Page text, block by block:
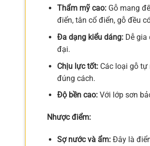
Thẩm mỹ cao:Gỗ mang
điển, tân cổ điển, gỗ đều
Đa dạng kiểu dáng:Dễ gia
đại.
Chịu lực tốt:Các loại gỗ tự
đúng cách.
Độ bền cao:Với lớp sơn
Nhược điểm:
Sợ nước và ẩm:Đây là